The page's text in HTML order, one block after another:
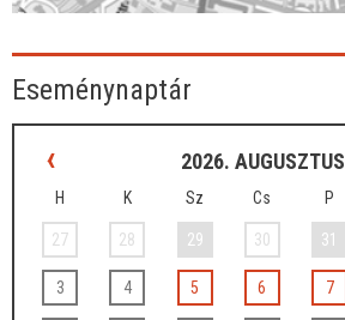
Eseménynaptár
‹ 2026. AUGUSZTUS
H K Sz Cs P
27 28 29 30 31
3 4 5 6 7